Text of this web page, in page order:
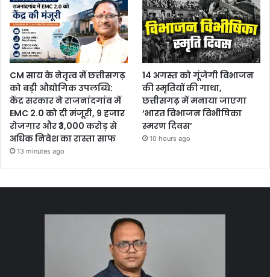
CM साय के नेतृत्व में छत्तीसगढ़
को बड़ी औद्योगिक उपलब्धि:
केंद्र सरकार ने राजनांदगांव में
EMC 2.0 को दी मंजूरी, 9 हजार
रोजगार और ₹3,000 करोड़ से
अधिक निवेश का रास्ता साफ
13 minutes ago
14 अगस्त को गूंजेगी विभाजन
की स्मृतियों की गाथा,
छत्तीसगढ़ में मनाया जाएगा
‘भारत विभाजन विभीषिका
स्मरण दिवस’
10 hours ago